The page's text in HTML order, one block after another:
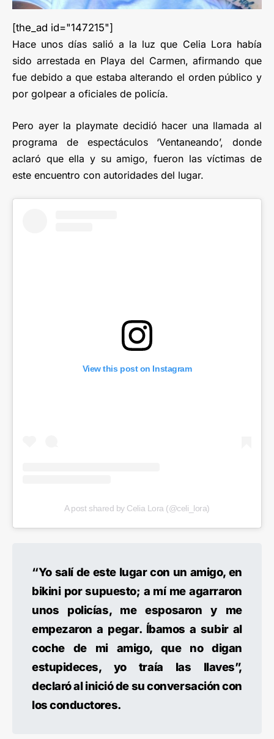
[the_ad id="147215"]
Hace unos días salió a la luz que Celia Lora había
sido arrestada en Playa del Carmen, afirmando que
fue debido a que estaba alterando el orden público y
por golpear a oficiales de policía.
Pero ayer la playmate decidió hacer una llamada al
programa de espectáculos ‘Ventaneando’, donde
aclaró que ella y su amigo, fueron las víctimas de
este encuentro con autoridades del lugar.
View this post on Instagram
A post shared by Celia Lora (@celi_lora)
“Yo salí de este lugar con un amigo, en
bikini por supuesto; a mí me agarraron
unos policías, me esposaron y me
empezaron a pegar. Íbamos a subir al
coche de mi amigo, que no digan
estupideces, yo traía las llaves”,
declaró al inició de su conversación con
los conductores.